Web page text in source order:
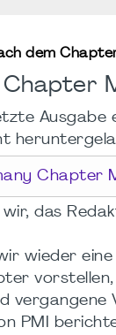
dem
Chapter
Chapter
das
wieder eine
vergangene
PMI